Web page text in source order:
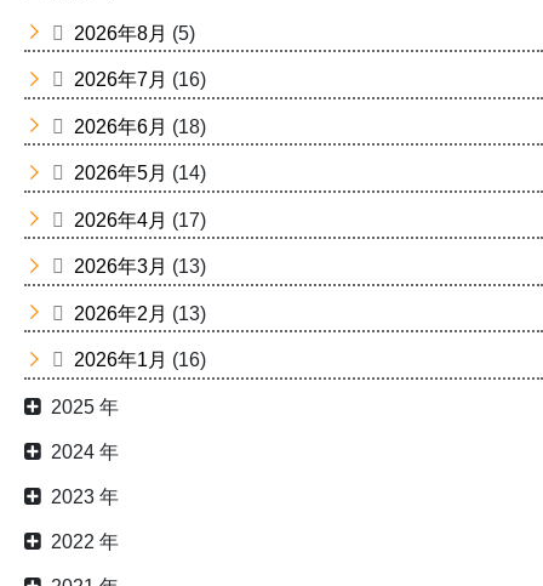
2026年8月 (5)
2026年7月 (16)
2026年6月 (18)
2026年5月 (14)
2026年4月 (17)
2026年3月 (13)
2026年2月 (13)
2026年1月 (16)
2025 年
2024 年
2023 年
2022 年